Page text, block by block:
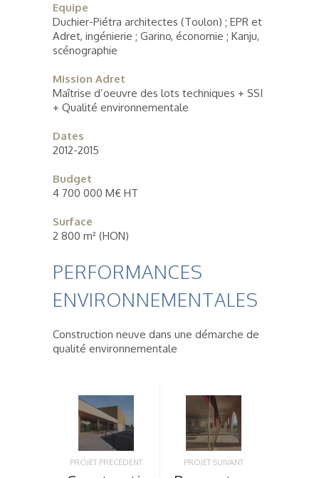
Equipe
Duchier-Piétra architectes (Toulon) ; EPR et
Adret, ingénierie ; Garino, économie ; Kanju,
scénographie
Mission Adret
Maîtrise d’oeuvre des lots techniques + SSI
+ Qualité environnementale
Dates
2012-2015
Budget
4 700 000 M€ HT
Surface
2 800 m² (HON)
PERFORMANCES
ENVIRONNEMENTALES
Construction neuve dans une démarche de
qualité environnementale
PROJET PRÉCÉDENT PROJET SUIVANT